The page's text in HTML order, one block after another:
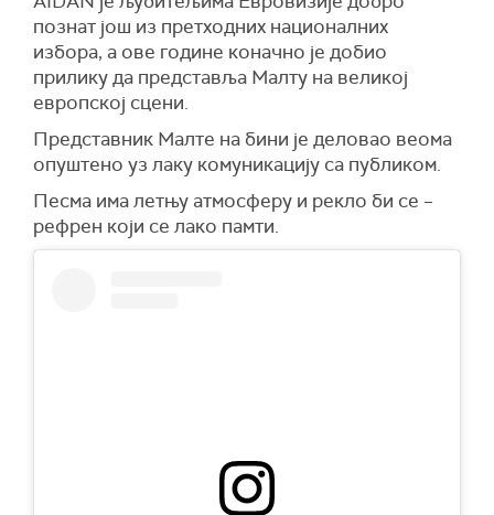
познат још из претходних националних
избора, а ове године коначно је добио
прилику да представља Малту на великој
европској сцени.
Представник Малте на бини је деловао веома
опуштено уз лаку комуникацију са публиком.
Песма има летњу атмосферу и рекло би се –
рефрен који се лако памти.